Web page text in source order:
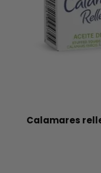
Calamares